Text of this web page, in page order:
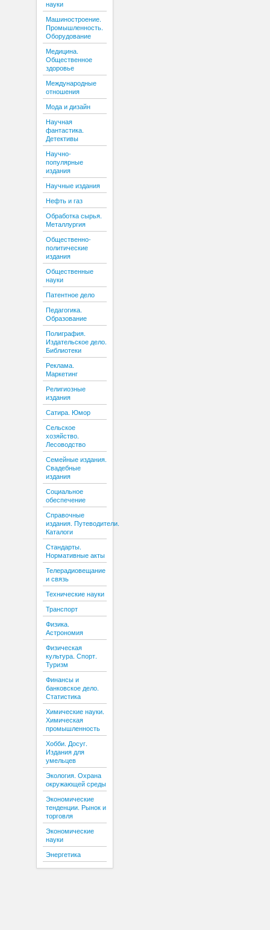
науки
Машиностроение.
Промышленность.
Оборудование
Медицина.
Общественное
здоровье
Международные
отношения
Мода и дизайн
Научная
фантастика.
Детективы
Научно-
популярные
издания
Научные издания
Нефть и газ
Обработка сырья.
Металлургия
Общественно-
политические
издания
Общественные
науки
Патентное дело
Педагогика.
Образование
Полиграфия.
Издательское дело.
Библиотеки
Реклама.
Маркетинг
Религиозные
издания
Сатира. Юмор
Сельское
хозяйство.
Лесоводство
Семейные издания.
Свадебные
издания
Социальное
обеспечение
Справочные
издания. Путеводители.
Каталоги
Стандарты.
Нормативные акты
Телерадиовещание
и связь
Технические науки
Транспорт
Физика.
Астрономия
Физическая
культура. Спорт.
Туризм
Финансы и
банковское дело.
Статистика
Химические науки.
Химическая
промышленность
Хобби. Досуг.
Издания для
умельцев
Экология. Охрана
окружающей среды
Экономические
тенденции. Рынок и
торговля
Экономические
науки
Энергетика